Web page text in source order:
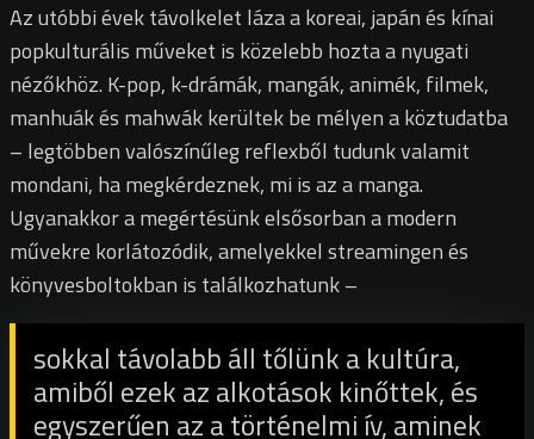
Az utóbbi évek távolkelet láza a koreai, japán és kínai
popkulturális műveket is közelebb hozta a nyugati
nézőkhöz. K-pop, k-drámák, mangák, animék, filmek,
manhuák és mahwák kerültek be mélyen a köztudatba
– legtöbben valószínűleg reflexből tudunk valamit
mondani, ha megkérdeznek, mi is az a manga.
Ugyanakkor a megértésünk elsősorban a modern
művekre korlátozódik, amelyekkel streamingen és
könyvesboltokban is találkozhatunk –
sokkal távolabb áll tőlünk a kultúra,
amiből ezek az alkotások kinőttek, és
egyszerűen az a történelmi ív, aminek